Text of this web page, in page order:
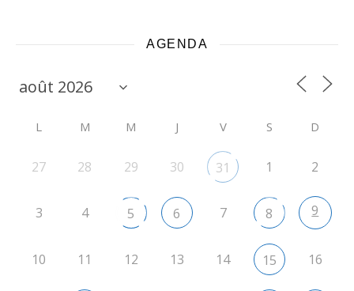
AGENDA
L M M J V S D
27 28 29 30 31 1 2
3 4 5 6 7 8 9
10 11 12 13 14 15 16